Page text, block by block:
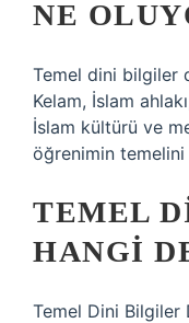
NE
Temel dini bilgiler
Kelam, İslam
İslam kültürü ve
öğrenimin temelini
TEMEL
HANGI
Temel Dini Bilgiler